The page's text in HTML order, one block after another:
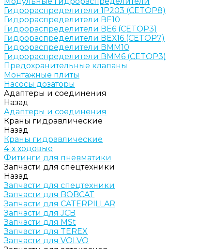
Гидрораспределители 1Р203 (CETOP8)
Гидрораспределители ВЕ10
Гидрораспределители ВЕ6 (CETOP3)
Гидрораспределители ВЕХ16 (CETOP7)
Гидрораспределители ВММ10
Гидрораспределители ВММ6 (CETOP3)
Предохранительные клапаны
Монтажные плиты
Насосы дозаторы
Адаптеры и соединения
Назад
Адаптеры и соединения
Краны гидравлические
Назад
Краны гидравлические
4-х ходовые
Фитинги для пневматики
Запчасти для спецтехники
Назад
Запчасти для спецтехники
Запчасти для BOBCAT
Запчасти для CATERPILLAR
Запчасти для JCB
Запчасти для MSt
Запчасти для TEREX
Запчасти для VOLVO